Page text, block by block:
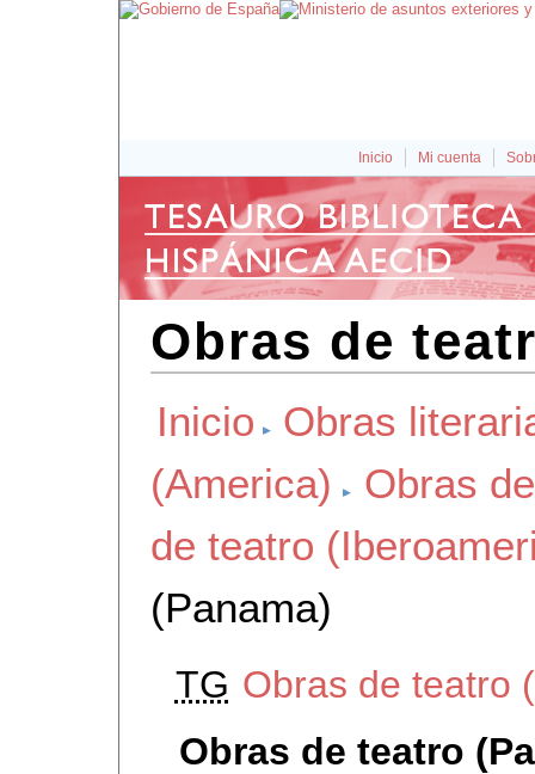
Inicio Mi cuenta
Obras de
Inicio
Obras
(America)
Obras
de teatro
(Panama)
TG Obras de teatro
Obras de teatro